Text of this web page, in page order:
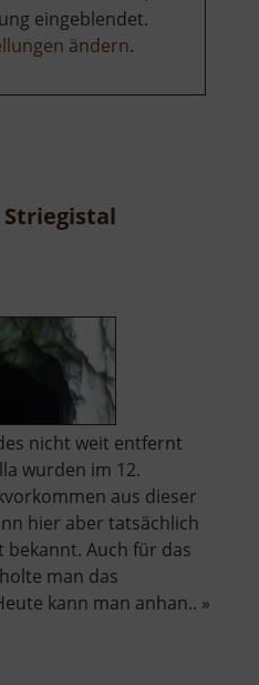
eingeblendet.
ändern.
nicht weit entfernt
wurden im 12.
aus dieser
hier aber tatsächlich
Auch für das
man das
kann man anhan.. »